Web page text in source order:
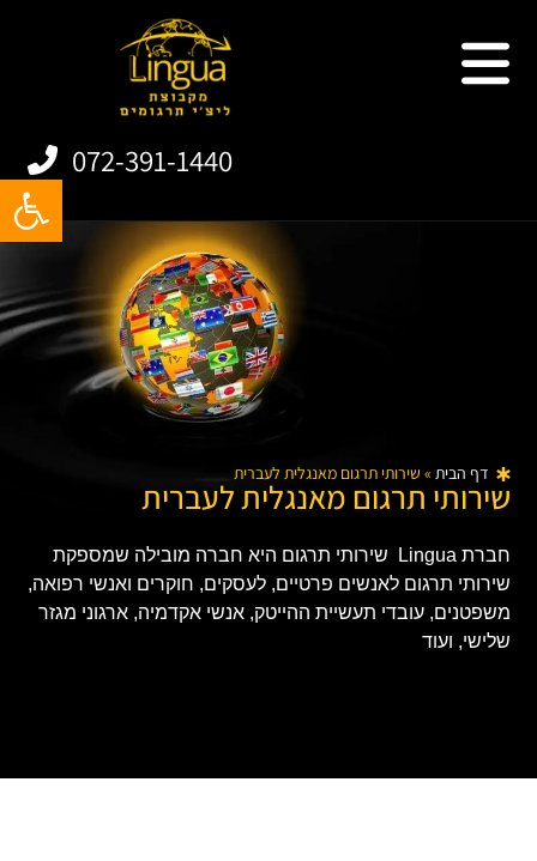
072-391-1440
דף הבית » שירותי תרגום מאנגלית לעברית
שירותי תרגום מאנגלית לעברית
חברת Lingua שירותי תרגום היא חברה מובילה שמספקת
שירותי תרגום לאנשים פרטיים, לעסקים, חוקרים ואנשי רפואה,
משפטנים, עובדי תעשיית ההייטק, אנשי אקדמיה, ארגוני מגזר
שלישי, ועוד